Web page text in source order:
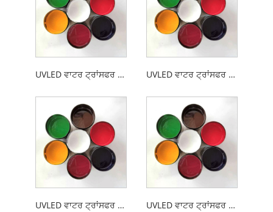
UVLED ਵਾਟਰ ਟ੍ਰਾਂਸਫਰ ਸਕ੍ਰੀਨ ਪ੍ਰਿੰਟਿੰਗ ABS ਸਿਆਹੀ UVLED ਵਾਟਰ ਟ੍ਰਾਂਸਫਰ ਸਕ੍ਰੀਨ ਪ੍ਰਿੰਟਿੰਗ ਪਲਾਸਟਿਕ ਸਿਆਹੀ
UVLED ਵਾਟਰ ਟ੍ਰਾਂਸਫਰ ਸਕ੍ਰੀਨ ਪ੍ਰਿੰਟਿੰਗ ਮੈਟਲ ਇੰਕ UVLED ਵਾਟਰ ਟ੍ਰਾਂਸਫਰ ਸਕ੍ਰੀਨ ਪ੍ਰਿੰਟਿੰਗ ਸਟੇਨਲੈੱਸ ਸਟੀਲ ਸਿਆਹੀ